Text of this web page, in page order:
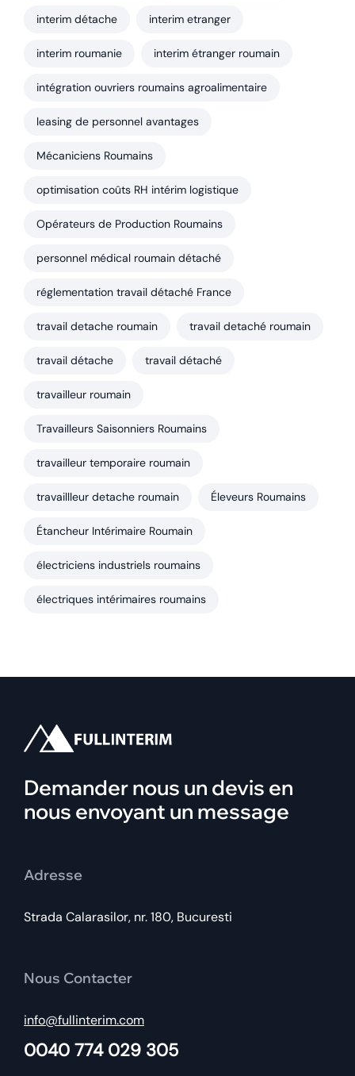
interim détache interim etranger
interim roumanie interim étranger roumain
intégration ouvriers roumains agroalimentaire
leasing de personnel avantages
Mécaniciens Roumains
optimisation coûts RH intérim logistique
Opérateurs de Production Roumains
personnel médical roumain détaché
réglementation travail détaché France
travail detache roumain travail detaché roumain
travail détache travail détaché
travailleur roumain
Travailleurs Saisonniers Roumains
travailleur temporaire roumain
travaillleur detache roumain Éleveurs Roumains
Étancheur Intérimaire Roumain
électriciens industriels roumains
électriques intérimaires roumains
Demander nous un devis en
nous envoyant un message
Adresse
Strada Calarasilor, nr. 180, Bucuresti
Nous Contacter
0040 774 029 305
info@fullinterim.com